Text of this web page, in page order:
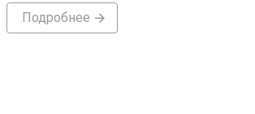
Подробнее